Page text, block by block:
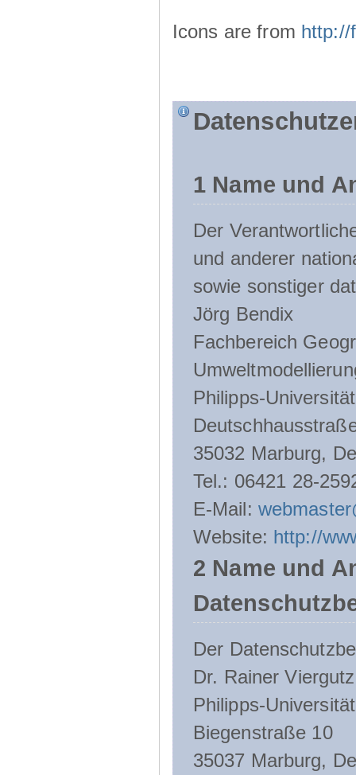
Icons are from http://
1 Name und
Der
und anderer
sowie sonstiger
Jörg Bendix
Fachbereich
Philipps-
35032 Marburg,
Tel.: 06421 28-
E-Mail:
Website: http://
2 Name und
Der
Dr. Rainer Viergutz
Philipps-
Biegenstraße 10
35037 Marburg,